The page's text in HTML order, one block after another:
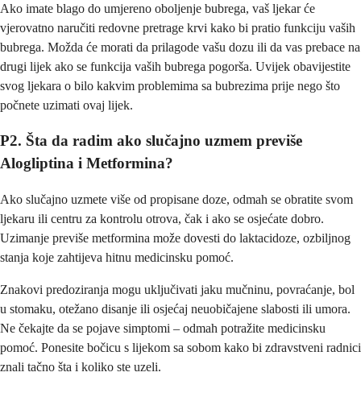
Ako imate blago do umjereno oboljenje bubrega, vaš ljekar će
vjerovatno naručiti redovne pretrage krvi kako bi pratio funkciju vaših
bubrega. Možda će morati da prilagode vašu dozu ili da vas prebace na
drugi lijek ako se funkcija vaših bubrega pogorša. Uvijek obavijestite
svog ljekara o bilo kakvim problemima sa bubrezima prije nego što
počnete uzimati ovaj lijek.
P2. Šta da radim ako slučajno uzmem previše
Alogliptina i Metformina?
Ako slučajno uzmete više od propisane doze, odmah se obratite svom
ljekaru ili centru za kontrolu otrova, čak i ako se osjećate dobro.
Uzimanje previše metformina može dovesti do laktacidoze, ozbiljnog
stanja koje zahtijeva hitnu medicinsku pomoć.
Znakovi predoziranja mogu uključivati jaku mučninu, povraćanje, bol
u stomaku, otežano disanje ili osjećaj neuobičajene slabosti ili umora.
Ne čekajte da se pojave simptomi – odmah potražite medicinsku
pomoć. Ponesite bočicu s lijekom sa sobom kako bi zdravstveni radnici
znali tačno šta i koliko ste uzeli.